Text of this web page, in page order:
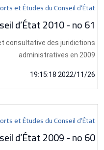
et Études du Conseil d’État
d’État 2010 - no 61
consultative des juridictions
administratives en 2009
2022/11/26 19:15:18
et Études du Conseil d’État
d’État 2009 - no 60